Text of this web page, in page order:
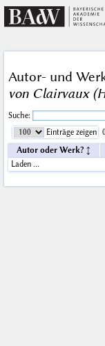
Autor- und
von Clairvaux
Suche:
Einträge zeigen
Autor oder Werk?
Laden …